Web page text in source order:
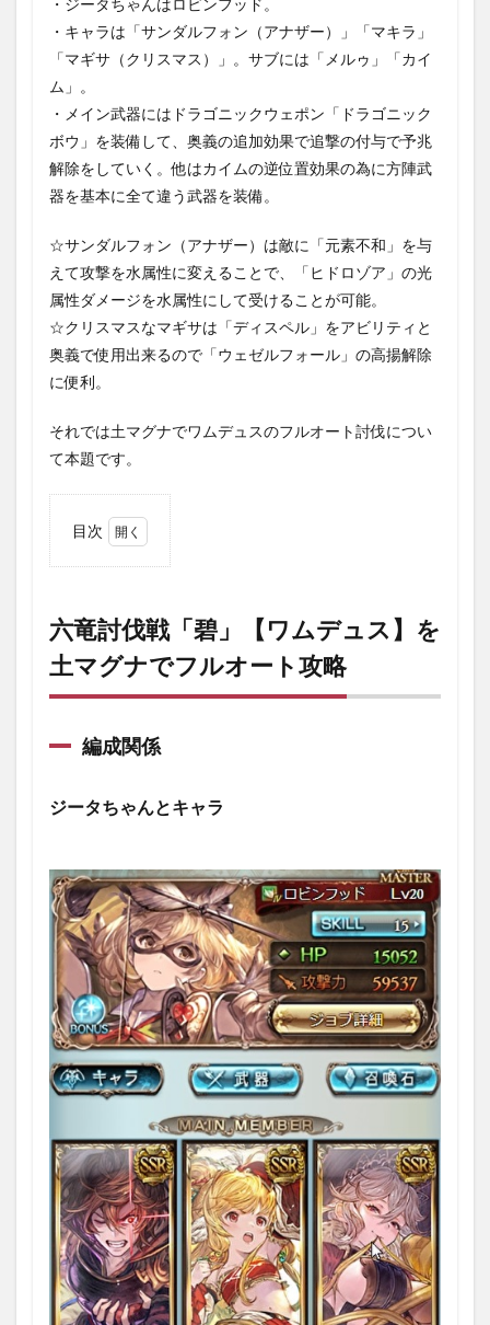
・キャラは「サンダルフォン（アナザー）」「マキラ」
「マギサ（クリスマス）」。サブには「メルゥ」「カイ
ム」。
・メイン武器にはドラゴニックウェポン「ドラゴニック
ボウ」を装備して、奥義の追加効果で追撃の付与で予兆
解除をしていく。他はカイムの逆位置効果の為に方陣武
器を基本に全て違う武器を装備。
☆サンダルフォン（アナザー）は敵に「元素不和」を与
えて攻撃を水属性に変えることで、「ヒドロゾア」の光
属性ダメージを水属性にして受けることが可能。
☆クリスマスなマギサは「ディスペル」をアビリティと
奥義で使用出来るので「ウェゼルフォール」の高揚解除
に便利。
それでは土マグナでワムデュスのフルオート討伐につい
て本題です。
目次
「碧」
【ワム
デュ
ス】を
土マグ
ルオー
ト攻略
編成
1.1.1
ジータ
ちゃん
とキャ
ラ
1.1.2
召喚石
1.1.3
武器
1.2
ト：六
竜討伐
戦
「碧」
1.3
Lv150
ワム
デュ
ス戦
六竜討伐戦「碧」【ワムデュス】を
土マグナでフルオート攻略
編成関係
ジータちゃんとキャラ